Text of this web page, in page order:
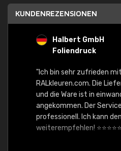
KUNDENREZENSIONEN
Halbert GmbH
Foliendruck
"Ich bin sehr zufrieden
RALkleuren.com. Die
und die Ware ist in
angekommen. Der
professionell. Ich kann
weiterempfehlen!